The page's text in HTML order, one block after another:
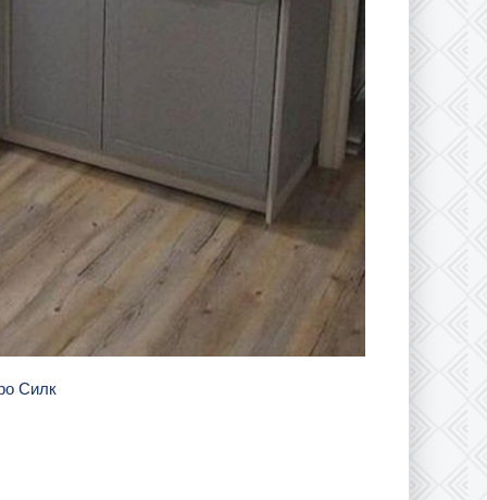
Силк